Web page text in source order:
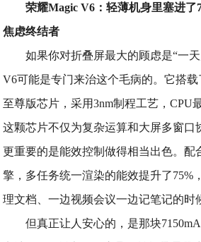
荣耀Magic V6：轻薄机身里塞进了
焦虑终结者
如果你对折叠屏最大的顾虑是“一
V6可能是专门来治这个毛病的。它搭
至尊版芯片，采用3nm制程工艺，CPU
这颗芯片不仅为复杂运算和大屏多窗口
更重要的是能效控制做得相当出色。配
擎，多任务统一渲染的能效提升了75%
理文档、一边视频会议一边记笔记的时
但真正让人安心的，是那块